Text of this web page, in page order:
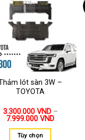
lót sàn 3W –
TOYOTA
3.300.000 VND–
7.999.000 VND
Tùy chọn